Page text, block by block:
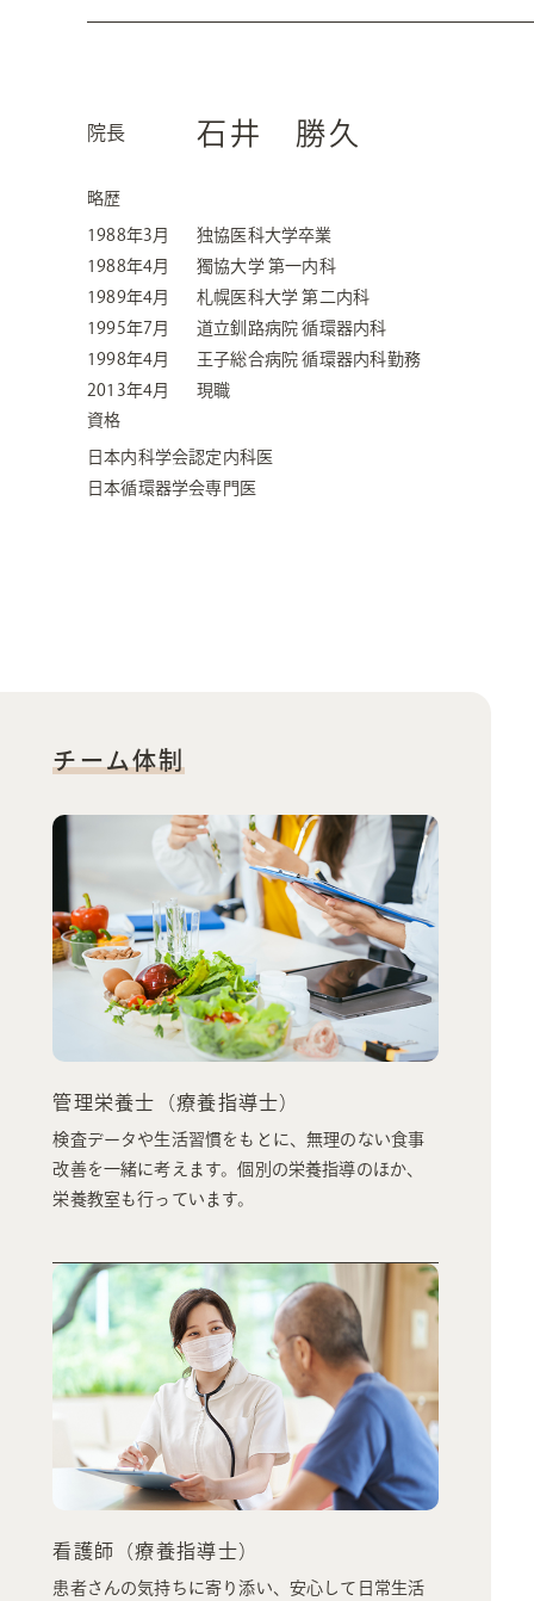
院長 石井 勝久
略歴
1988年3月
独協医科大学卒業
1988年4月
獨協大学 第一内科
1989年4月
札幌医科大学 第二内科
1995年7月
道立釧路病院循環器内科
1998年4月
王子総合病院循環器内科勤務
2013年4月
現職
資格
日本内科学会認定内科医
日本循環器学会専門医
チーム体制
管理栄養士（療養指導士）
検査データや生活習慣をもとに、無理のない食事
改善を一緒に考えます。個別の栄養指導のほか、
栄養教室も行っています。
看護師（療養指導士）
患者さんの気持ちに寄り添い、安心して日常生活